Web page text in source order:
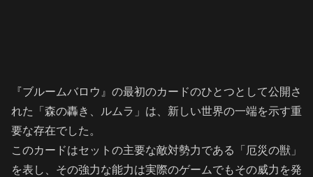
『ブルームバロウ』の最初のカードのひとつとして公開さ
れた「森の轟き、ルムラ」は、新しい世界の一端を示す重
要な存在でした。
このカードはセットの主要な敵対勢力である「厄災の獣」
を表し、その強力な能力は実際のゲームでもその威力を発